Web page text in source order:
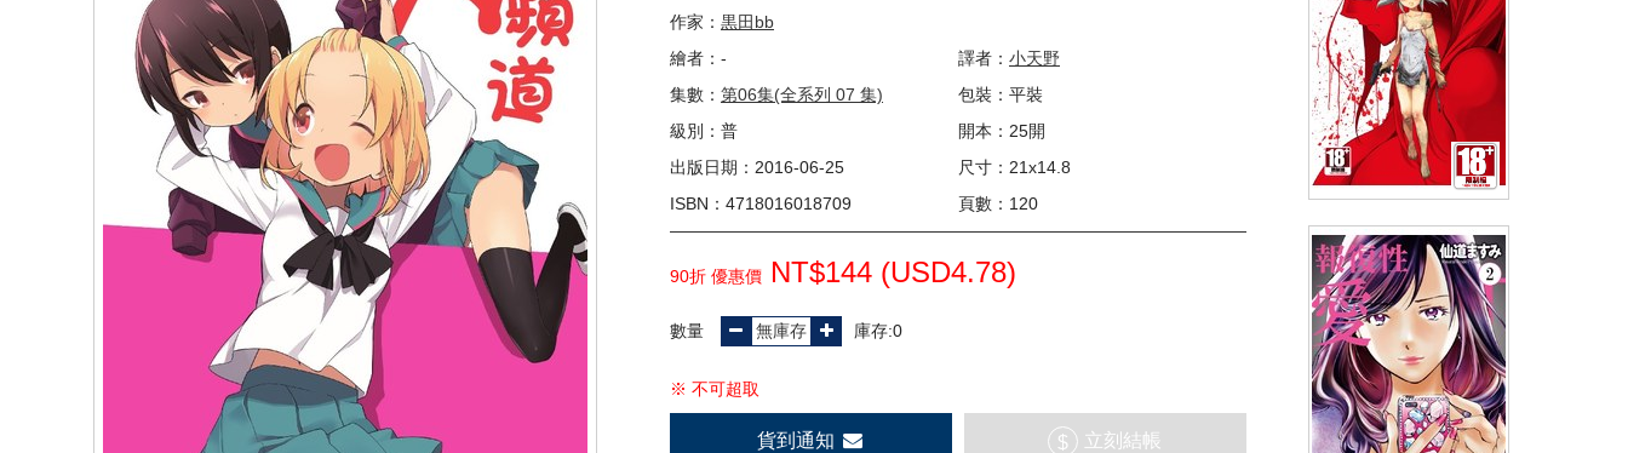
作家： 黒田bb
繪者：-
譯者： 小天野
集數： 第06集(全系列 07 集)
包裝：平裝
級別：普
開本：25開
出版日期：2016-06-25
尺寸：21x14.8
ISBN：4718016018709
頁數：120
90折 優惠價 NT$144 (USD4.78)
數量 庫存:0
※ 不可超取
貨到通知 $ 立刻結帳
trash.黑街殺手(06)
NT$130 90折 NT$117 (USD3.88)